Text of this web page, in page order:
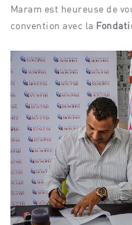
Maram est heureuse de
convention avec la